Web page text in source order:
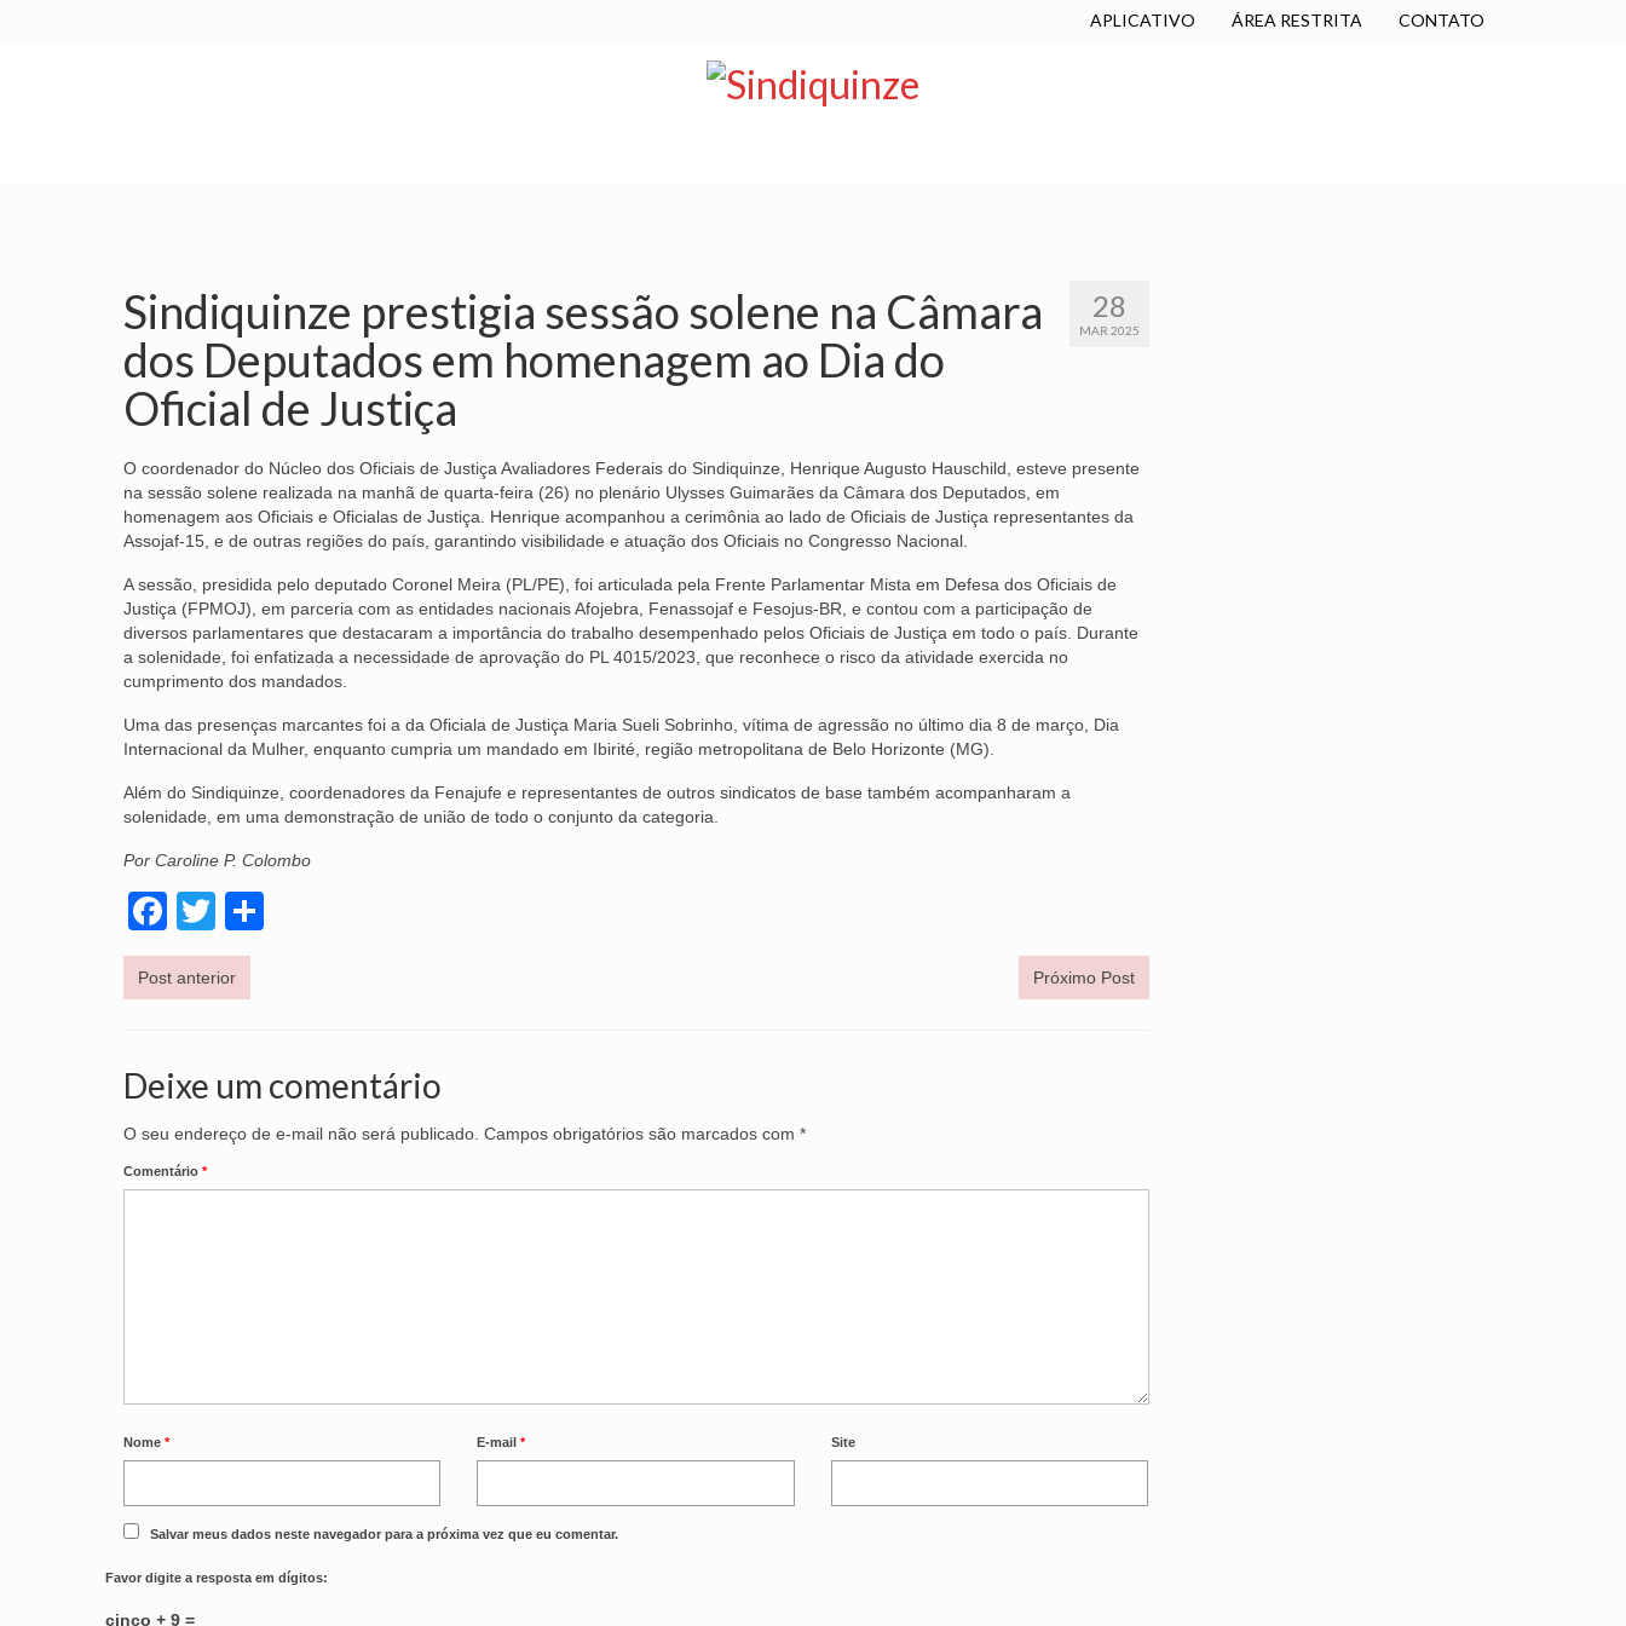
APLICATIVO ÁREA RESTRITA CONTATO
28
MAR 2025
Sindiquinze prestigia sessão solene na Câmara
dos Deputados em homenagem ao Dia do
Oficial de Justiça
O coordenador do Núcleo dos Oficiais de Justiça Avaliadores Federais do Sindiquinze, Henrique Augusto Hauschild, esteve presente
na sessão solene realizada na manhã de quarta-feira (26) no plenário Ulysses Guimarães da Câmara dos Deputados, em
homenagem aos Oficiais e Oficialas de Justiça. Henrique acompanhou a cerimônia ao lado de Oficiais de Justiça representantes da
Assojaf-15, e de outras regiões do país, garantindo visibilidade e atuação dos Oficiais no Congresso Nacional.
A sessão, presidida pelo deputado Coronel Meira (PL/PE), foi articulada pela Frente Parlamentar Mista em Defesa dos Oficiais de
Justiça (FPMOJ), em parceria com as entidades nacionais Afojebra, Fenassojaf e Fesojus-BR, e contou com a participação de
diversos parlamentares que destacaram a importância do trabalho desempenhado pelos Oficiais de Justiça em todo o país. Durante
a solenidade, foi enfatizada a necessidade de aprovação do PL 4015/2023, que reconhece o risco da atividade exercida no
cumprimento dos mandados.
Uma das presenças marcantes foi a da Oficiala de Justiça Maria Sueli Sobrinho, vítima de agressão no último dia 8 de março, Dia
Internacional da Mulher, enquanto cumpria um mandado em Ibirité, região metropolitana de Belo Horizonte (MG).
Além do Sindiquinze, coordenadores da Fenajufe e representantes de outros sindicatos de base também acompanharam a
solenidade, em uma demonstração de união de todo o conjunto da categoria.
Por Caroline P. Colombo
Facebook
Twitter
Post anterior Próximo Post
Deixe um comentário
O seu endereço de e-mail não será publicado. Campos obrigatórios são marcados com *
Comentário *
Nome * E-mail* Site
Salvar meus dados neste navegador para a próxima vez que eu comentar.
Favor digite a resposta em dígitos:
cinco + 9 =